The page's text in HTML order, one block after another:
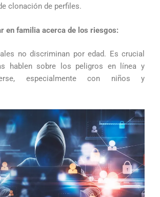
clonación de perfiles.
en familia acerca de los riesgos:
no discriminan por edad. Es crucial
hablen sobre los peligros en línea y
especialmente con niños y